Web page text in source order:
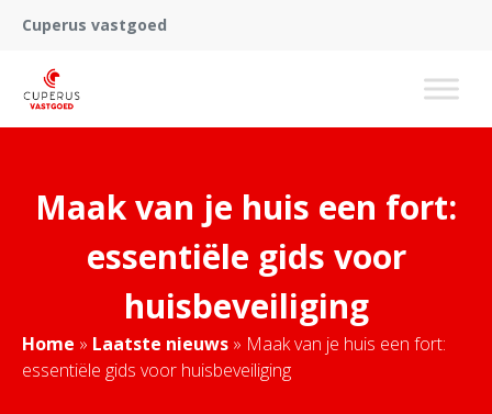
Cuperus vastgoed
Maak van je huis een fort:
essentiële gids voor
huisbeveiliging
Home » Laatste nieuws » Maak van je huis een fort:
essentiële gids voor huisbeveiliging